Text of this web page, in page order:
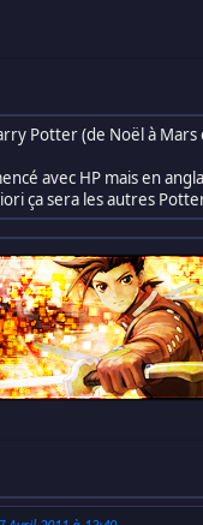
Potter (de Noël à
avec HP mais en
ça sera les autres